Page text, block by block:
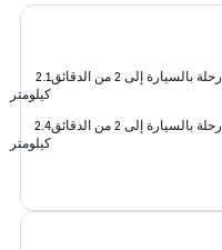
رحلة بالسيارة إلى 2 من الدقائق
2.1
كيلومتر
رحلة بالسيارة إلى 2 من الدقائق
2.4
كيلومتر